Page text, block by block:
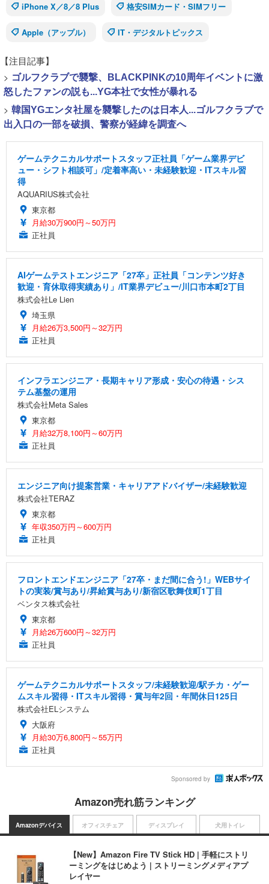
iPhone X／8／8 Plus
格安SIMカード・SIMフリー
Apple（アップル） IT・デジタルトピックス
【注目記事】
> ゴルフクラブで襲撃、BLACKPINKの10周年イベントに激
怒したファンの説も...YG本社で女性が暴れる
> 韓国YGエンタ社屋を襲撃したのは日本人...ゴルフクラブで
出入口の一部を破損、警察が経緯を調査へ
ゲームテクニカルサポートスタッフ正社員「ゲーム業界デビ
ュー・シフト相談可」/定着率高い・未経験歓迎・ITスキル習
得
AQUARIUS株式会社
東京都
月給30万900円～50万円
正社員
AIゲームテストエンジニア「27卒」正社員「コンテンツ好き
歓迎・育休取得実績あり」/IT業界デビュー/川口市本町2丁目
株式会社Le Lien
埼玉県
月給26万3,500円～32万円
正社員
インフラエンジニア・長期キャリア形成・安心の待遇・シス
テム基盤の運用
株式会社Meta Sales
東京都
月給32万8,100円～60万円
正社員
エンジニア向け提案営業・キャリアアドバイザー/未経験歓迎
株式会社TERAZ
東京都
年収350万円～600万円
正社員
フロントエンドエンジニア「27卒・まだ間に合う!」WEBサイ
トの実装/賞与あり/昇給賞与あり/新宿区歌舞伎町1丁目
ベンタス株式会社
東京都
月給26万600円～32万円
正社員
ゲームテクニカルサポートスタッフ/未経験歓迎/駅チカ・ゲー
ムスキル習得・ITスキル習得・賞与年2回・年間休日125日
株式会社ELシステム
大阪府
月給30万6,800円～55万円
正社員
Sponsored by
Amazon売れ筋ランキング
Amazonデバイス
【New】Amazon Fire TV Stick HD | 手軽にストリ
ーミングをはじめよう | ストリーミングメディアプ
レイヤー
オフィスチェア ディスプレイ 犬用トイレ